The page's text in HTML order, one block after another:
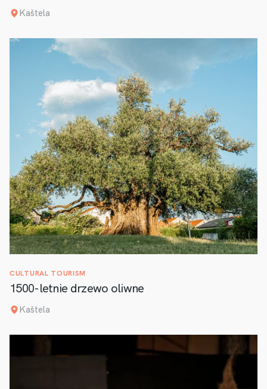
Kaštela
CULTURAL TOURISM
1500-letnie drzewo oliwne
Kaštela